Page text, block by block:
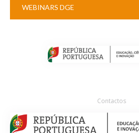
WEBINARS DGE
Contactos